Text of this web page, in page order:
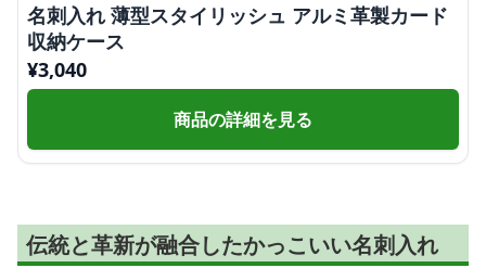
名刺入れ 薄型スタイリッシュ アルミ革製カード
収納ケース
¥3,040
商品の詳細を見る
伝統と革新が融合したかっこいい名刺入れ